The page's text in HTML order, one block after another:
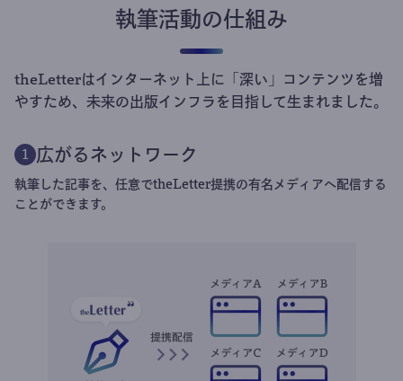
執筆活動の仕組み
theLetterはインターネット上に「深い」コンテンツを増
やすため、未来の出版インフラを目指して生まれました。
1 広がるネットワーク
執筆した記事を、任意でtheLetter提携の有名メディアへ配信する
ことができます。